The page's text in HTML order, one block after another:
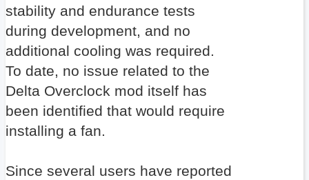
stability and endurance tests
during development, and no
additional cooling was required.
To date, no issue related to the
Delta Overclock mod itself has
been identified that would require
installing a fan.
Since several users have reported